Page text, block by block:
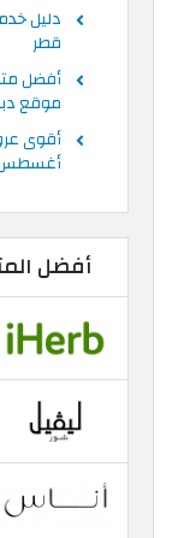
دليل
قطر
أفضل
موقع
أقوى
أغسطس
أفضل